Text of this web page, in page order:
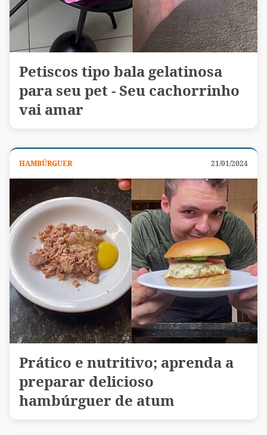
Petiscos tipo bala gelatinosa
para seu pet - Seu cachorrinho
vai amar
HAMBÚRGUER 21/01/2024
Prático e nutritivo; aprenda a
preparar delicioso
hambúrguer de atum